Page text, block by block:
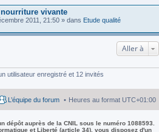
vivante
2011, 21:50 » dans Etude qualité
Aller à
utilisateur enregistré et 12 invités
Heures au format UTC+01:00
L’équipe du forum
dépôt auprès de la CNIL sous le numéro 1088593.
et Liberté (article 34), vous disposez d'un